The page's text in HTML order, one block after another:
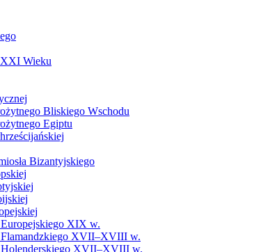
Wieku
Bliskiego Wschodu
Egiptu
Bizantyjskiego
XIX w.
XVII–XVIII w.
XVII–XVIII w.